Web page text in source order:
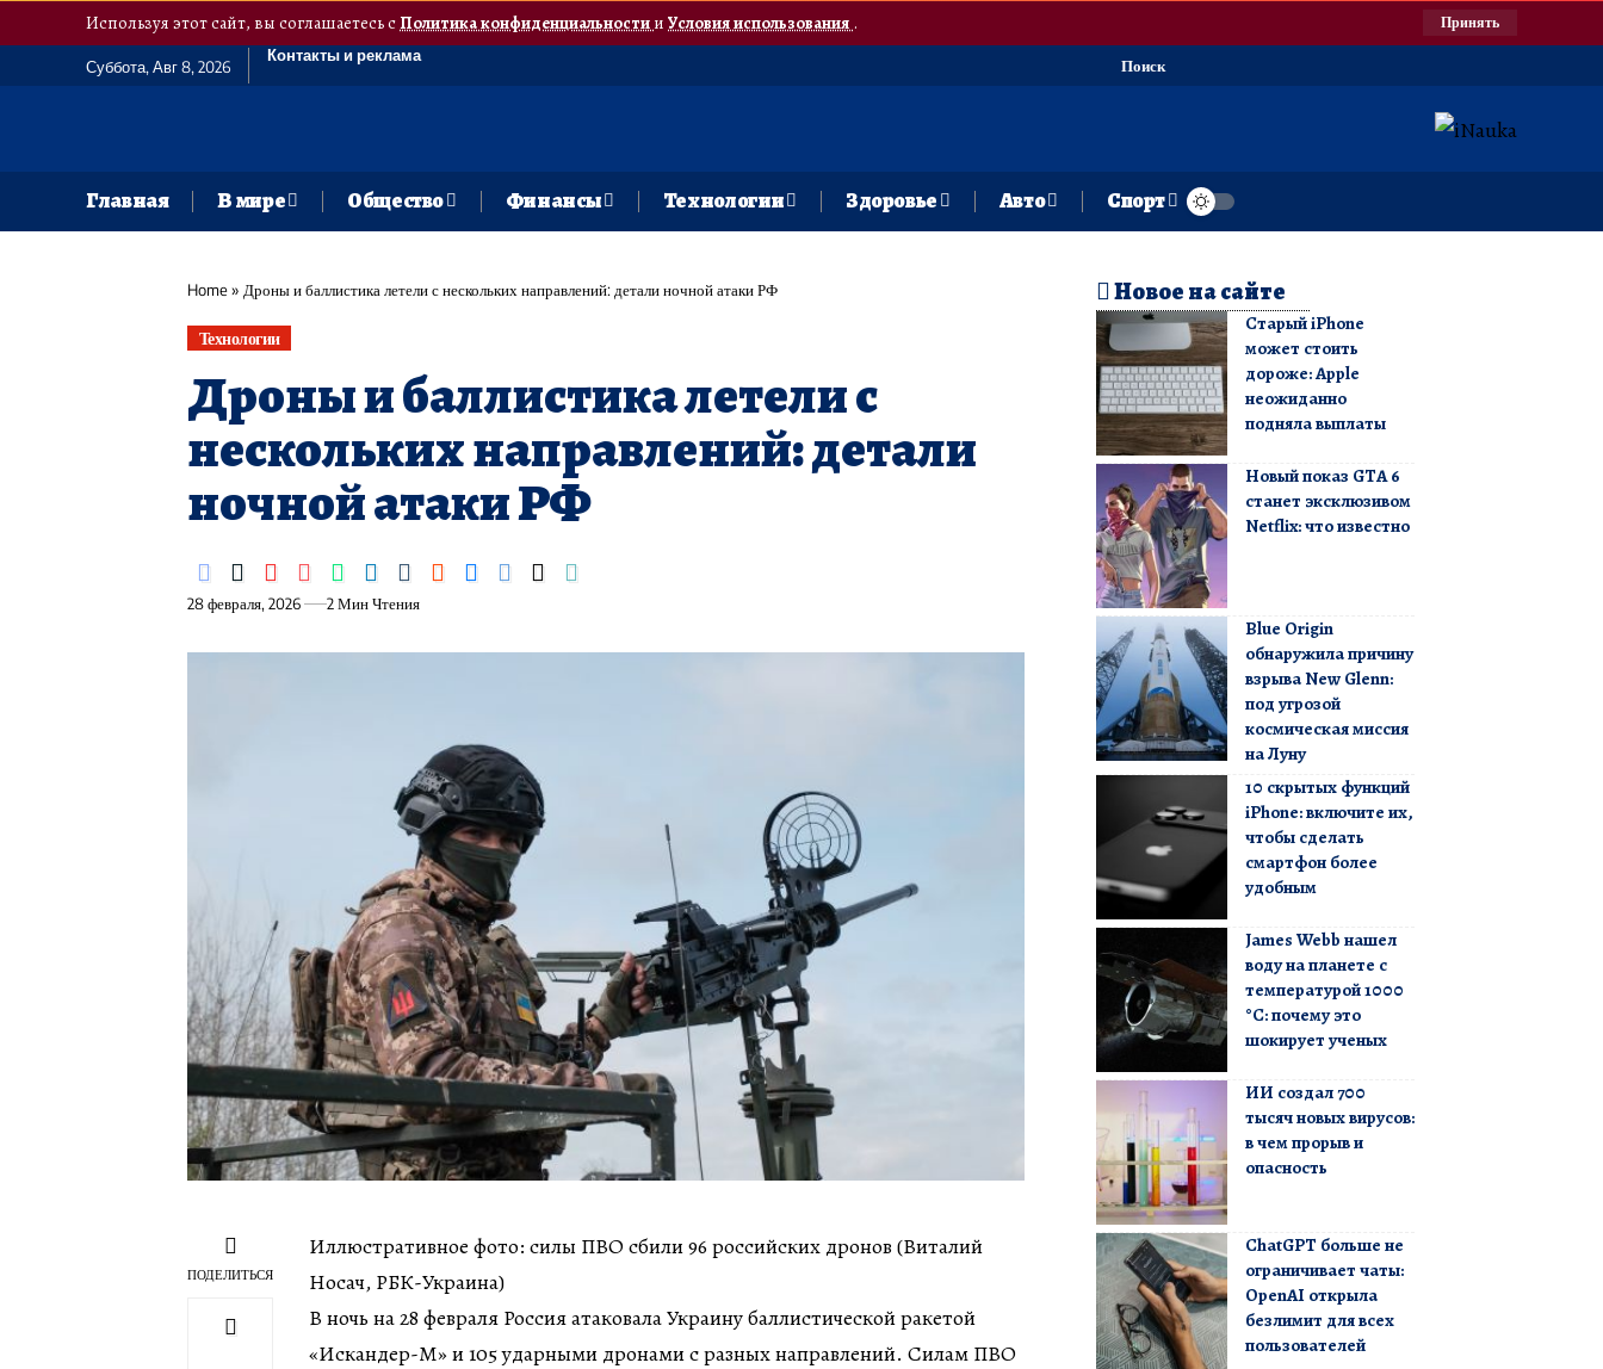
Используя этот сайт, вы соглашаетесь сПолитика конфиденциальностии Условия использования. Принять
Суббота, Авг 8, 2026
Контакты и реклама
Поиск
Главная В мире Общество Финансы Технологии Здоровье Авто Спорт
Home» Дроны и баллистика летели с нескольких направлений: детали ночной атаки РФ
Технологии
Дроны и баллистика летели с
нескольких направлений: детали
ночной атаки РФ
28 февраля, 2026 2 Мин Чтения
ПОДЕЛИТЬСЯ
Иллюстративное фото: силы ПВО сбили 96 российских дронов (Виталий
Носач, РБК-Украина)
В ночь на 28 февраля Россия атаковала Украину баллистической ракетой
«Искандер-М» и 105 ударными дронами с разных направлений. Силам ПВО
Новое на сайте
Старый iPhone
может стоить
дороже: Apple
неожиданно
подняла выплаты
Новый показ GTA 6
станет эксклюзивом
Netflix: что известно
Blue Origin
обнаружила причину
взрыва New Glenn:
под угрозой
космическая миссия
на Луну
10 скрытых функций
iPhone: включите их,
чтобы сделать
смартфон более
удобным
James Webb нашел
воду на планете с
температурой 1000
°C: почему это
шокирует ученых
ИИ создал 700
тысяч новых вирусов:
в чем прорыв и
опасность
ChatGPT больше не
ограничивает чаты:
OpenAI открыла
безлимит для всех
пользователей